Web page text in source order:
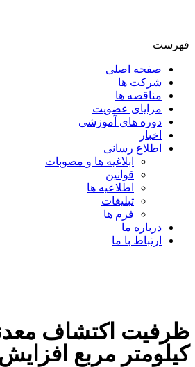
فهرست
صفحه اصلی
شرکت ها
مناقصه ها
مزایای عضویت
دوره های آموزشی
اخبار
اطلاع رسانی
ابلاغیه ها و مصوبات
قوانین
اطلاعیه ها
تبلیغات
فرم ها
درباره ما
ارتباط با ما
کیلومتر مربع